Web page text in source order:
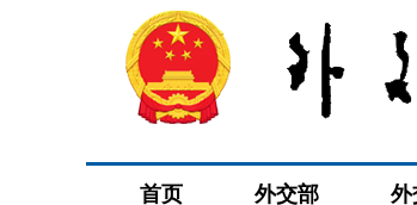
首页 外交部 外